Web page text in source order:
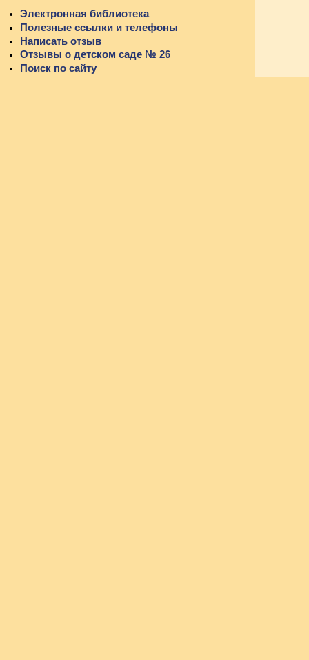
Электронная библиотека
Полезные ссылки и телефоны
Написать отзыв
Отзывы о детском саде № 26
Поиск по сайту